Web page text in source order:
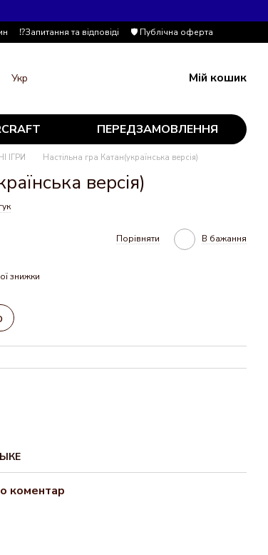
⁉️Запитання та відповіді
🛡️ Публічна оферта
Укр Мій кошик
ПЕРЕДЗАМОВЛЕННЯ
ІГРИ Настільна гра Катан(українська версія)
версія)
Порівняти В бажання
знижки
коментар